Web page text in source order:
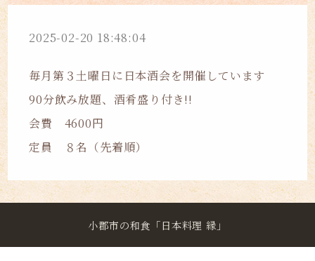
2025-02-20 18:48:04
毎月第３土曜日に日本酒会を開催しています
90分飲み放題、酒肴盛り付き!!
会費 4600円
定員 ８名（先着順）
小郡市の和食「日本料理 縁」